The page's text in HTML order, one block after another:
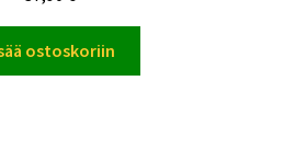
ostoskoriin